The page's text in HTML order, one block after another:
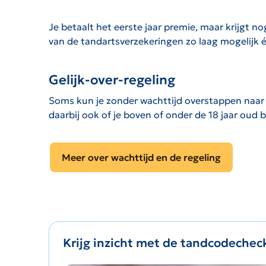
Je betaalt het eerste jaar premie, maar krijgt
van de tandartsverzekeringen zo laag mogelijk
Gelijk-over-regeling
Soms kun je zonder wachttijd overstappen
daarbij ook of je boven of onder de 18 jaar oud
Meer over wachttijd en de regeling
Krijg inzicht met de